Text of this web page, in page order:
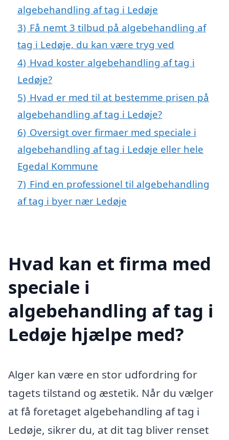
algebehandling af tag i Ledøje
3) Få nemt 3 tilbud på algebehandling af
tag i Ledøje, du kan være tryg ved
4) Hvad koster algebehandling af tag i
Ledøje?
5) Hvad er med til at bestemme prisen på
algebehandling af tag i Ledøje?
6) Oversigt over firmaer med speciale i
algebehandling af tag i Ledøje eller hele
Egedal Kommune
7) Find en professionel til algebehandling
af tag i byer nær Ledøje
Hvad kan et firma med
speciale i
algebehandling af tag i
Ledøje hjælpe med?
Alger kan være en stor udfordring for
tagets tilstand og æstetik. Når du vælger
at få foretaget algebehandling af tag i
Ledøje, sikrer du, at dit tag bliver renset